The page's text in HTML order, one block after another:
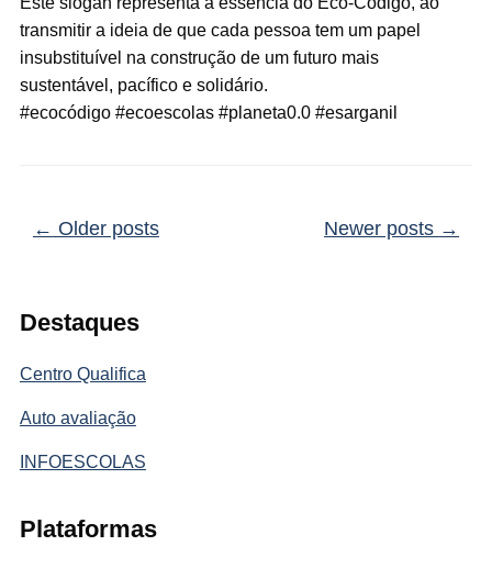
Destaques
Centro Qualifica
Auto avaliação
INFOESCOLAS
Plataformas
transmitir a ideia de que cada pessoa tem um papel
insubstituível na construção de um futuro mais
sustentável, pacífico e solidário.
#ecocódigo #ecoescolas #planeta0.0 #esarganil
Post navigation
← Older posts Newer posts →